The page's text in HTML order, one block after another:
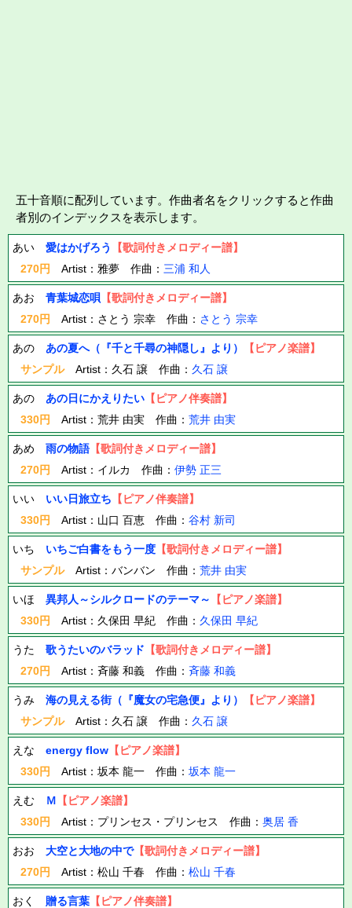
五十音順に配列しています。作曲者名をクリックすると作曲
者別のインデックスを表示します。
あい 愛はかげろう
【歌詞付きメロディー譜】
270円
Artist：雅夢 作曲： 三浦 和人
あお 青葉城恋唄
【歌詞付きメロディー譜】
270円
Artist：さとう 宗幸 作曲： さとう 宗幸
あの あの夏へ（『千と千尋の神隠し』より）
【ピアノ楽譜】
サンプルArtist：久石 譲 作曲： 久石 譲
あの あの日にかえりたい 【ピアノ伴奏譜】
330円
Artist：荒井 由実 作曲： 荒井 由実
あめ 雨の物語 【歌詞付きメロディー譜】
270円
Artist：イルカ 作曲： 伊勢 正三
いい いい日旅立ち 【ピアノ伴奏譜】
330円
Artist：山口 百恵 作曲： 谷村 新司
いち いちご白書をもう一度 【歌詞付きメロディー譜】
サンプルArtist：バンバン 作曲： 荒井 由実
いほ 異邦人～シルクロードのテーマ～
【ピアノ楽譜】
330円
Artist：久保田 早紀 作曲： 久保田 早紀
うた 歌うたいのバラッド 【歌詞付きメロディー譜】
270円
Artist：斉藤 和義 作曲： 斉藤 和義
うみ 海の見える街（『魔女の宅急便』より）
【ピアノ楽譜】
サンプルArtist：久石 譲 作曲： 久石 譲
えな energy flow 【ピアノ楽譜】
330円
Artist：坂本 龍一 作曲： 坂本 龍一
えむ Ｍ 【ピアノ楽譜】
330円
Artist：プリンセス・プリンセス 作曲： 奥居 香
おお 大空と大地の中で【歌詞付きメロディー譜】
270円
Artist：松山 千春 作曲： 松山 千春
おく 贈る言葉 【ピアノ伴奏譜】